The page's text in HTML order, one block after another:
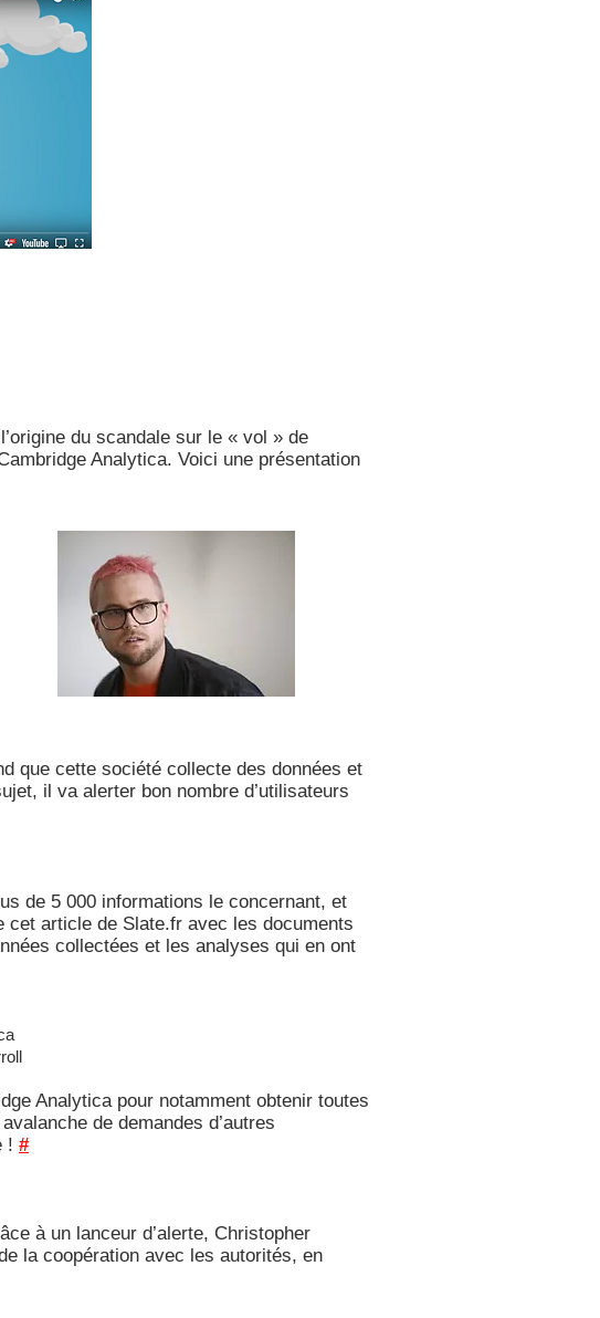
du scandale sur le « vol » de
Analytica. Voici une présentation
que cette société collecte des données et
il va alerter bon nombre d’utilisateurs
de 5 000 informations le concernant, et
cet article de Slate.fr avec les documents
collectées et les analyses qui en ont
Analytica pour notamment obtenir toutes
de demandes d’autres
! #
à un lanceur d’alerte, Christopher
la coopération avec les autorités, en